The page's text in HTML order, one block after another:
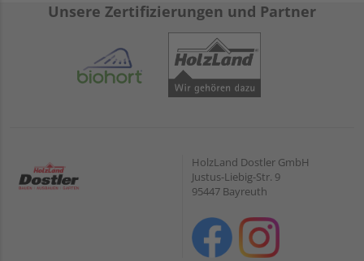
Unsere Zertifizierungen und Partner
HolzLand Dostler GmbH
Justus-Liebig-Str. 9
95447 Bayreuth